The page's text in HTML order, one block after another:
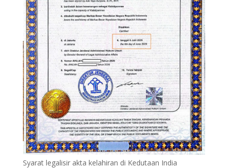
Syarat legalisir akta kelahiran di Kedutaan India